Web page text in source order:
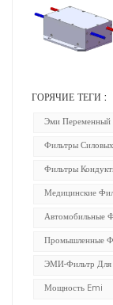
ГОРЯЧИЕ ТЕГИ :
Эми Переменный
Фильтры
Фильтры
Медицинские
Автомобильные
Промышленные
ЭМИ-Фильтр Для
Мощность Emi